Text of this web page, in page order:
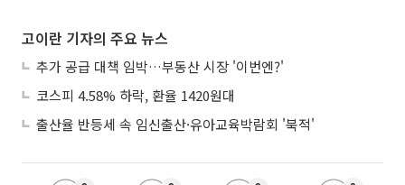
고이란 기자의 주요 뉴스
추가 공급 대책 임박…부동산 시장 '이번엔?'
코스피 4.58% 하락, 환율 1420원대
출산율 반등세 속 임신출산·유아교육박람회 '북적'